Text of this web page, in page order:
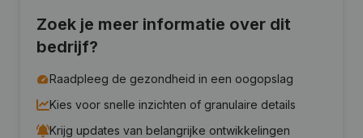
Zoek je meer informatie over dit
bedrijf?
Raadpleeg de gezondheid in een oogopslag
Kies voor snelle inzichten of granulaire details
Krijg updates van belangrijke ontwikkelingen